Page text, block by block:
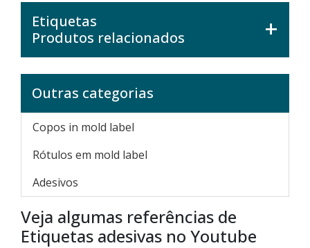
Etiquetas
Produtos relacionados
Outras categorias
Copos in mold label
Rótulos em mold label
Adesivos
Veja algumas referências de
Etiquetas adesivas no Youtube